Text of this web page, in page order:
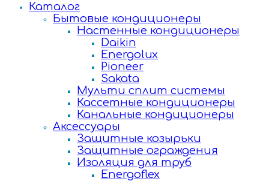
Каталог
Бытовые кондиционеры
Настенные кондиционеры
Daikin
Energolux
Pioneer
Sakata
Мульти сплит системы
Кассетные кондиционеры
Канальные кондиционеры
Аксессуары
Защитные козырьки
Защитные ограждения
Изоляция для труб
Energoflex